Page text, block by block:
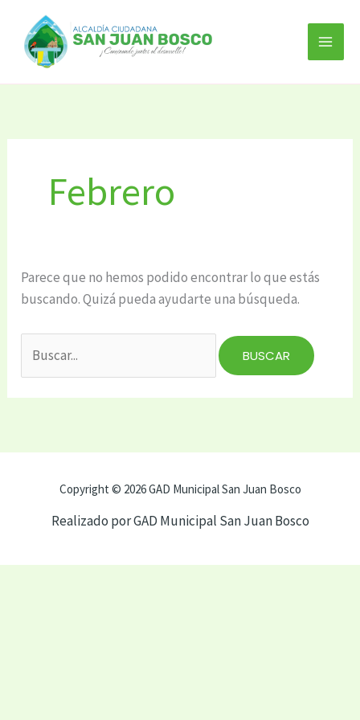
contenido
Febrero
Parece que no hemos podido encontrar lo que estás
buscando. Quizá pueda ayudarte una búsqueda.
por:
Copyright © 2026 GAD Municipal San Juan Bosco
Realizado por GAD Municipal San Juan Bosco